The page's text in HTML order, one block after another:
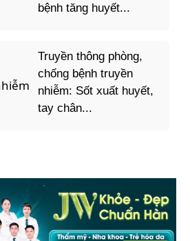
bệnh tăng huyết...
Truyền thông phòng,
chống bệnh truyền
nhiễm: Sốt xuất huyết,
tay chân...